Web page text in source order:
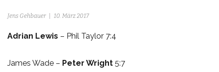
Jens Gehbauer 10. März 2017
Adrian Lewis – Phil Taylor 7:4
James Wade – Peter Wright 5:7